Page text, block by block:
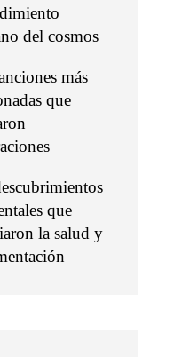
del cosmos
más
que
que
la salud y